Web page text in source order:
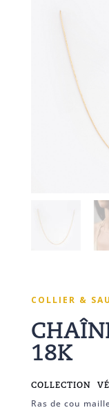
COLLIER &
18K
COLLECTION
Ras de cou